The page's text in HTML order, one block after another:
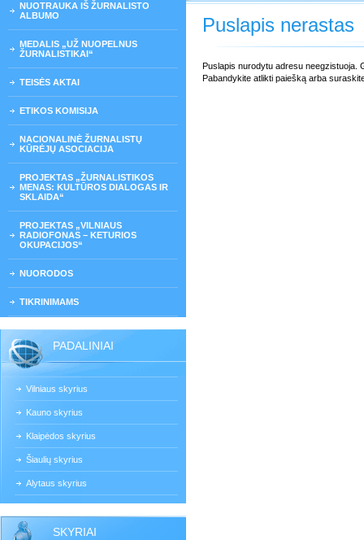
NUOTRAUKA IŠ ŽURNALISTO
ALBUMO
MEDALIS „UŽ NUOPELNUS
ŽURNALISTIKAI“
TEISĖS AKTAI
ETIKOS KOMISIJA
NACIONALINĖ ŽURNALISTŲ
KŪRĖJŲ ASOCIACIJA
PROJEKTAS „ŽURNALISTIKOS
MENAS: KULTŪROS DIALOGAS IR
SKLAIDA“
PROJEKTAS „VILNIAUS
RADIOFONAS – KETURIOS
OKUPACIJOS“
NUORODOS
TIKRINIMAMS
PADALINIAI
Vilniaus skyrius
Kauno skyrius
Klaipėdos skyrius
Šiaulių skyrius
Alytaus skyrius
SKYRIAI
Puslapis nerastas
Puslapis nurodytu adresu neegzistuoja.
Pabandykite atlikti paiešką arba